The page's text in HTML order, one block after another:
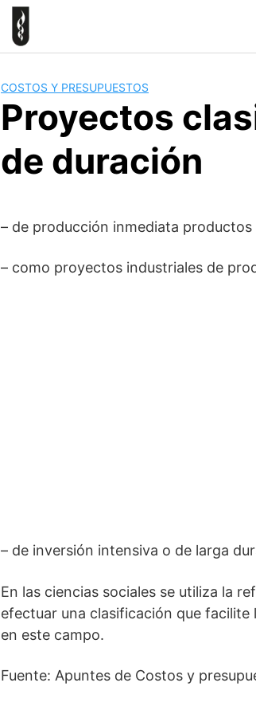
COSTOS Y PRESUPUESTOS
Proyectos
de duración
– de producción inmediata
– como proyectos industriales de
– de inversión intensiva o de larga
En las ciencias sociales se utiliza la
efectuar una clasificación que
en este campo.
Fuente: Apuntes de Costos y